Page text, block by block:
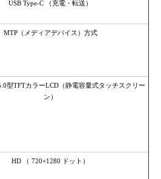
USB Type-C （充電・転送）
MTP（メディアデバイス）方式
型TFTカラーLCD（静電容量式タッチスクリー
ン）
HD （ 720×1280 ドット）